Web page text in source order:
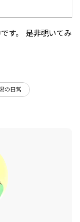
す。 是非覗いてみ
の日常